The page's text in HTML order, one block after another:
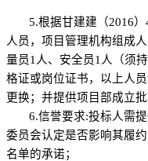
5.根据甘建建（2016
人员，项目管理机构组成
量员1人、安全员1人（须
格证或岗位证书，以上人
更换；并提供项目部成立批
6.信誉要求:投标人需
委员会认定是否影响其履
名单的承诺；